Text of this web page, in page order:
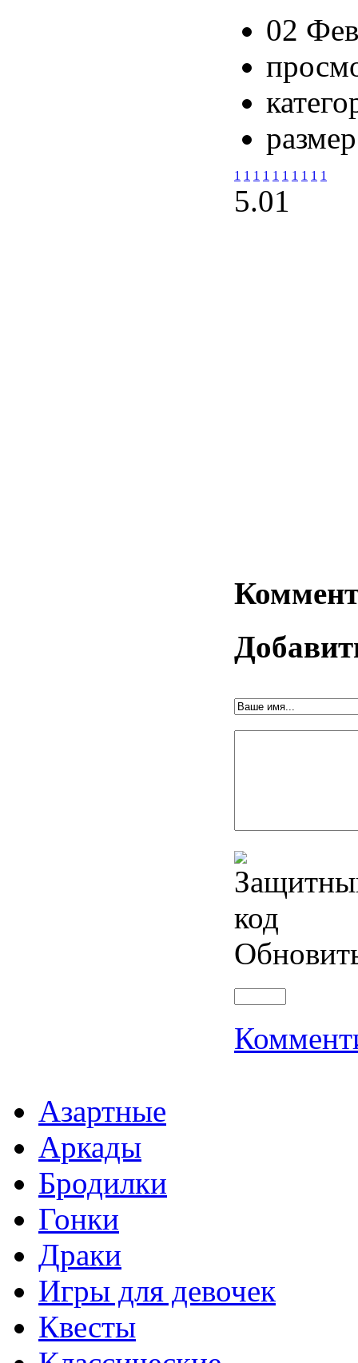
02
1 1 1 1 1 1 1 1 1 1
5.01
Азартные
Аркады
Бродилки
Гонки
Драки
Игры для девочек
Квесты